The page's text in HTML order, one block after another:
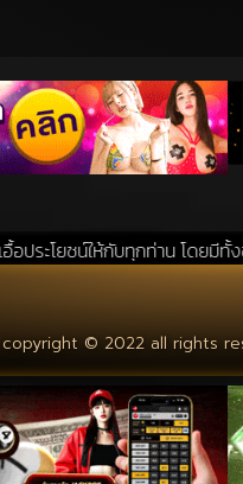
ห้กับทุกท่าน โดยมีทั้งข่าวหวย
copyright © 2022 all rights